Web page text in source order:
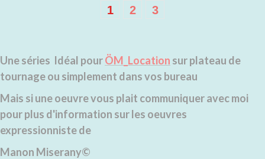
1 2 3
Une séries Idéal pourÖM_Location sur plateau de
tournage ou simplement dans vos bureau
Mais si une oeuvre vous plait communiquer avec moi
pour plus d'information sur les oeuvres
expressionniste de
Manon Miserany©